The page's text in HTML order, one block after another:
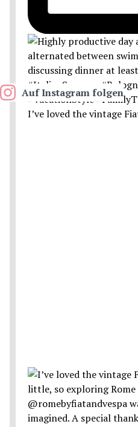
I’ve loved the vintage
Auf Instagram folgen